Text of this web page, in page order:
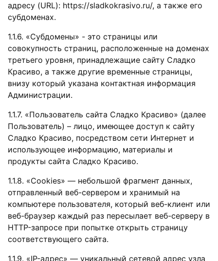
адресу (URL): https://sladkokrasivo.ru/, а также его
субдоменах.
1.1.6. «Субдомены» - это страницы или
совокупность страниц, расположенные на доменах
третьего уровня, принадлежащие сайту Сладко
Красиво, а также другие временные страницы,
внизу который указана контактная информация
Администрации.
1.1.7. «Пользователь сайта Сладко Красиво» (далее
Пользователь) – лицо, имеющее доступ к сайту
Сладко Красиво, посредством сети Интернет и
использующее информацию, материалы и
продукты сайта Сладко Красиво.
1.1.8. «Cookies» — небольшой фрагмент данных,
отправленный веб-сервером и хранимый на
компьютере пользователя, который веб-клиент или
веб-браузер каждый раз пересылает веб-серверу в
HTTP-запросе при попытке открыть страницу
соответствующего сайта.
1.1.9. «IP-адрес» — уникальный сетевой адрес узла